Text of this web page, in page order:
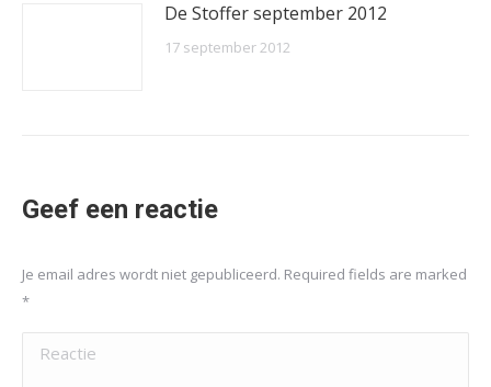
De Stoffer september 2012
17 september 2012
Geef een reactie
Je email adres wordt niet gepubliceerd. Required fields are marked
*
Reactie